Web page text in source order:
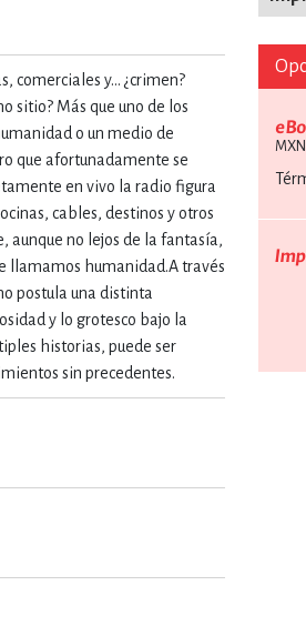
LIBRE
Y GESTIÓN
FICCIÓN Y TEMAS
comerciales y… ¿crimen?
sitio? Más que uno de los
o un medio de
que afortunadamente se
en vivo la radio figura
cables, destinos y otros
aunque no lejos de la fantasía,
llamamos humanidad.A través
postula una distinta
y lo grotesco bajo la
historias, puede ser
sin precedentes.
MXN